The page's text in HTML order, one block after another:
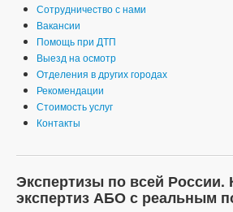
Сотрудничество с нами
Вакансии
Помощь при ДТП
Выезд на осмотр
Отделения в других городах
Рекомендации
Стоимость услуг
Контакты
Экспертизы по всей России.
экспертиз АБО с реальным